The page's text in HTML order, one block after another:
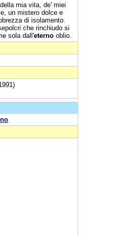
mia vita, de' miei
un mistero dolce e
di isolamento.
che rinchiudo si
sola dall'eterno oblio.